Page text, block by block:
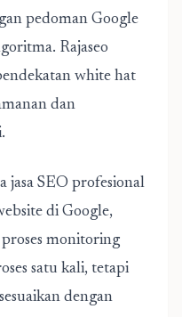
pedoman Google
Rajaseo
white hat
dan
jasa SEO profesional
di Google,
monitoring
satu kali, tetapi
dengan